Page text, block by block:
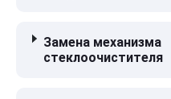
Замена механизма
стеклоочистителя